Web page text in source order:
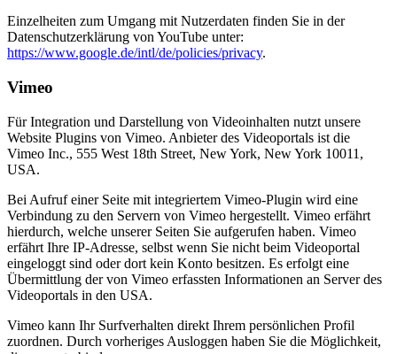
Einzelheiten zum Umgang mit Nutzerdaten finden Sie in der
Datenschutzerklärung von YouTube unter:
https://www.google.de/intl/de/policies/privacy.
Vimeo
Für Integration und Darstellung von Videoinhalten nutzt unsere
Website Plugins von Vimeo. Anbieter des Videoportals ist die
Vimeo Inc., 555 West 18th Street, New York, New York 10011,
USA.
Bei Aufruf einer Seite mit integriertem Vimeo-Plugin wird eine
Verbindung zu den Servern von Vimeo hergestellt. Vimeo erfährt
hierdurch, welche unserer Seiten Sie aufgerufen haben. Vimeo
erfährt Ihre IP-Adresse, selbst wenn Sie nicht beim Videoportal
eingeloggt sind oder dort kein Konto besitzen. Es erfolgt eine
Übermittlung der von Vimeo erfassten Informationen an Server des
Videoportals in den USA.
Vimeo kann Ihr Surfverhalten direkt Ihrem persönlichen Profil
zuordnen. Durch vorheriges Ausloggen haben Sie die Möglichkeit,